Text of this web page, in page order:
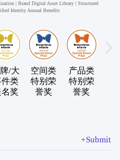
| Brand Digital Asset Library | Structured
Identity Annual Benefits
/大
类
奖
空间类
特别荣
誉奖
产品类
特别荣
誉奖
+Submit